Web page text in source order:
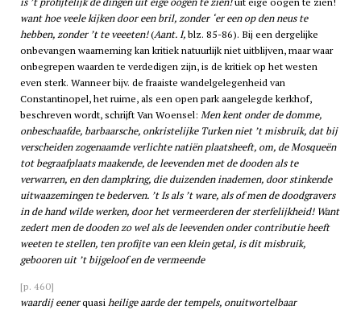
want hoe veele kijken door een bril, zonder ‘er een op den neus te
hebben, zonder ’t te veeeten!(Aant. I,blz. 85-86). Bij een dergelijke
onbevangen waarneming kan kritiek natuurlijk niet uitblijven, maar waar
onbegrepen waarden te verdedigen zijn, is de kritiek op het westen
even sterk. Wanneer bijv. de fraaiste wandelgelegenheid van
Constantinopel, het ruime, als een open park aangelegde kerkhof,
beschreven wordt, schrijft Van Woensel: Men kent onder de domme,
onbeschaafde, barbaarsche, onkristelijke Turken niet ’t misbruik, dat bij
verscheiden zogenaamde verlichte natiën plaatsheeft, om, de Mosqueën
tot begraafplaats maakende, de leevenden met de dooden als te
verwarren, en den dampkring, die duizenden inademen, door stinkende
uitwaazemingen te bederven. ’t Is als ’t ware, als of men de doodgravers
in de hand wilde werken, door het vermeerderen der sterfelijkheid! Want
zedert men de dooden zo wel als de leevenden onder contributie heeft
weeten te stellen, ten profijte van een klein getal, is dit misbruik,
gebooren uit ’t bijgeloof en de vermeende
[p. 460]
waardij eenerquasiheilige aarde der tempels, onuitwortelbaar